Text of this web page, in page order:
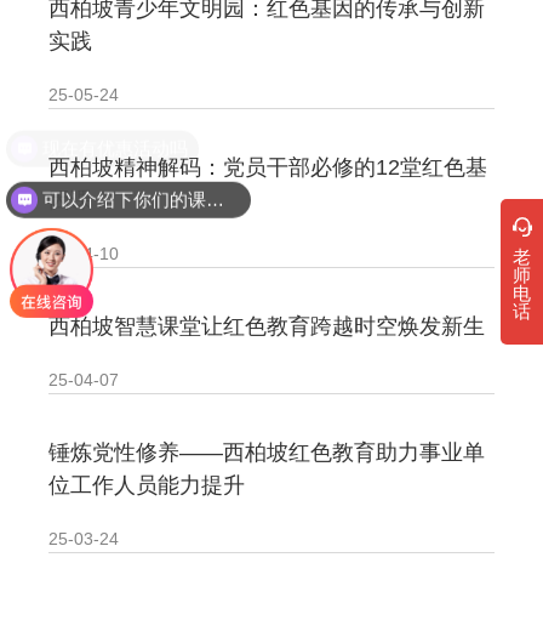
· 干部培训告别形式主义 3大西柏坡教法…
西柏坡青少年文明园：红色基因的传承与创新
实践
25-05-24
西柏坡精神解码：党员干部必修的12堂红色基
因课
25-04-10
西柏坡智慧课堂让红色教育跨越时空焕发新生
25-04-07
锤炼党性修养——西柏坡红色教育助力事业单
位工作人员能力提升
25-03-24
老
师
电
话
可以介绍下你们的课程吗？